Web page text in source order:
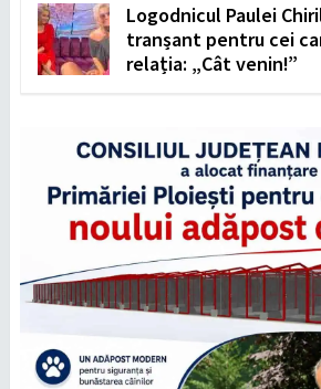
Logodnicul Paulei
tranșant pentru cei
relația: „Cât venin!”